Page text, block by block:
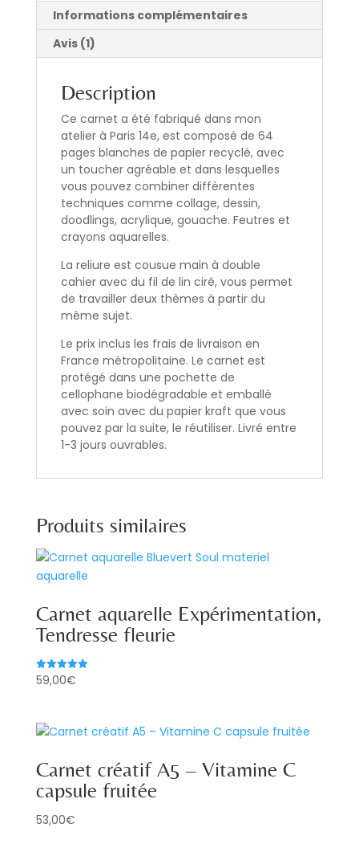
Informations complémentaires
Avis (1)
Description
Ce carnet a été fabriqué dans mon
atelier à Paris 14e, est composé de 64
pages blanches de papier recyclé, avec
un toucher agréable et dans lesquelles
vous pouvez combiner différentes
techniques comme collage, dessin,
doodlings, acrylique, gouache. Feutres et
crayons aquarelles.
La reliure est cousue main à double
cahier avec du fil de lin ciré, vous permet
de travailler deux thèmes à partir du
même sujet.
Le prix inclus les frais de livraison en
France métropolitaine. Le carnet est
protégé dans une pochette de
cellophane biodégradable et emballé
avec soin avec du papier kraft que vous
pouvez par la suite, le réutiliser. Livré entre
1-3 jours ouvrables.
Produits similaires
Carnet aquarelle Expérimentation,
Tendresse fleurie
Note
5.00
59,00€
Carnet créatif A5 – Vitamine C
capsule fruitée
53,00€